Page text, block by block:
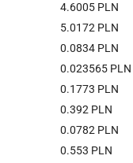
4.6005 PLN
5.0172 PLN
0.0834 PLN
0.023565 PLN
0.1773 PLN
0.392 PLN
0.0782 PLN
0.553 PLN